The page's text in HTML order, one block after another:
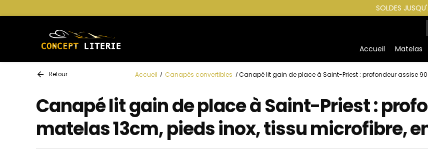
Accueil Matelas
Accueil Canapés convertibles Canapé lit gain de place à Saint-Priest : profondeur assise
Retour
Canapé lit gain de place à Saint-Priest :
matelas 13cm, pieds inox, tissu microfibre,